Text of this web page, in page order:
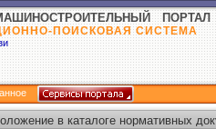
ПОРТАЛ
ПОИСКОВАЯ СИСТЕМА
в каталоге нормативных